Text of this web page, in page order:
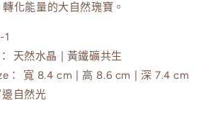
化能量的大自然瑰寶。
1
天然水晶 | 黃鐵礦共生
： 寬 8.4 cm | 高 8.6 cm | 深 7.4 cm
自然光